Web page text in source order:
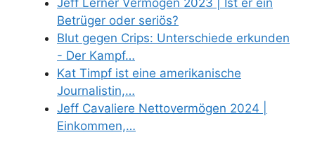
Betrüger oder seriös?
Blut gegen Crips: Unterschiede erkunden
- Der Kampf…
Kat Timpf ist eine amerikanische
Journalistin,…
Jeff Cavaliere Nettovermögen 2024 |
Einkommen,…